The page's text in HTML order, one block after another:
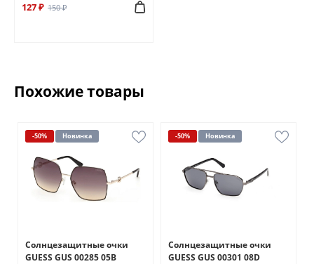
127 ₽ 150 ₽
Похожие товары
-50% Новинка
Солнцезащитные очки
GUESS GUS 00285 05B
-50% Новинка
Солнцезащитные очки
GUESS GUS 00301 08D